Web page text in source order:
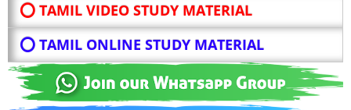
⭕ TAMIL VIDEO STUDY MATERIAL
⭕ TAMIL ONLINE STUDY MATERIAL